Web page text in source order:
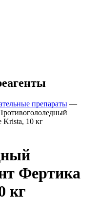
препараты —
Krista, 10 кг
Фертика
кг